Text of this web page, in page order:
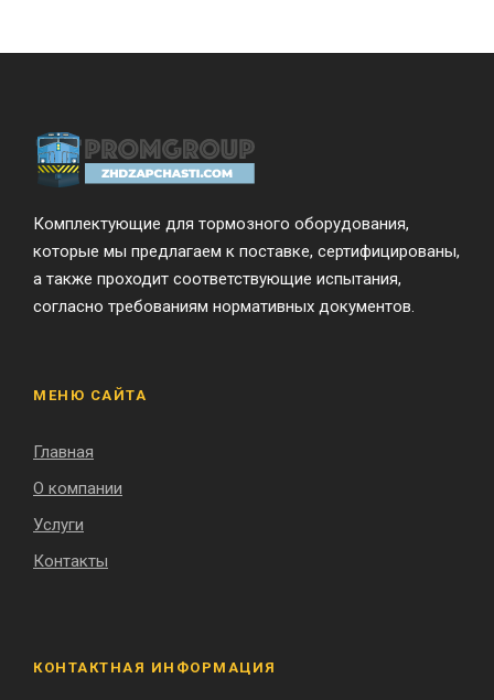
Комплектующие для тормозного оборудования,
которые мы предлагаем к поставке, сертифицированы,
а также проходит соответствующие испытания,
согласно требованиям нормативных документов.
МЕНЮ САЙТА
Главная
О компании
Услуги
Контакты
КОНТАКТНАЯ ИНФОРМАЦИЯ